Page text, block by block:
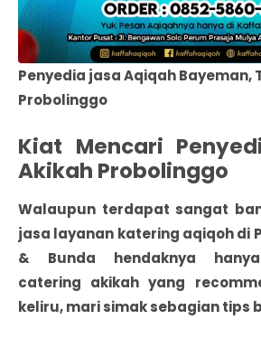
Penyedia jasa Aqiqah Bayeman,
Probolinggo
Kiat Mencari
Akikah Probolinggo
Walaupun terdapat sangat
jasa layanan katering aqiqoh di
& Bunda hendaknya
catering akikah yang
keliru, mari simak sebagian tips